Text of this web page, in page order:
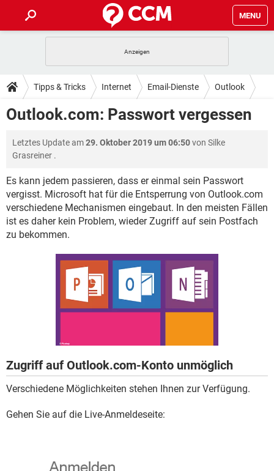
MENU
ANDROID IOS
WINDOWS 10 INSTAGRAM
FACEBOOK
TIPPS & TRICKS
SPIELE
ANDROID IOS
WINDOWS 10 INSTAGRAM
FACEBOOK HARDWARE
DOWNLOADS
ANDROID
WHATSAPP TIKTOK
FACEBOOK HARDWARE
FORUM
ANDROID IOS
WINDOWS 10 INSTAGRAM
WHATSAPP TIKTOK
SPIELE STREAMING
ANDROID IOS
WINDOWS 10
HARDWARE
Tipps & Tricks Internet Email-Dienste Outlook
Outlook.com: Passwort vergessen
Letztes Update am29. Oktober 2019 um 06:50von Silke
Grasreiner .
Es kann jedem passieren, dass er einmal sein Passwort
vergisst. Microsoft hat für die Entsperrung von Outlook.com
verschiedene Mechanismen eingebaut. In den meisten Fällen
ist es daher kein Problem, wieder Zugriff auf sein Postfach
zu bekommen.
Zugriff auf Outlook.com-Konto unmöglich
Verschiedene Möglichkeiten stehen Ihnen zur Verfügung.
Gehen Sie auf die Live-Anmeldeseite: